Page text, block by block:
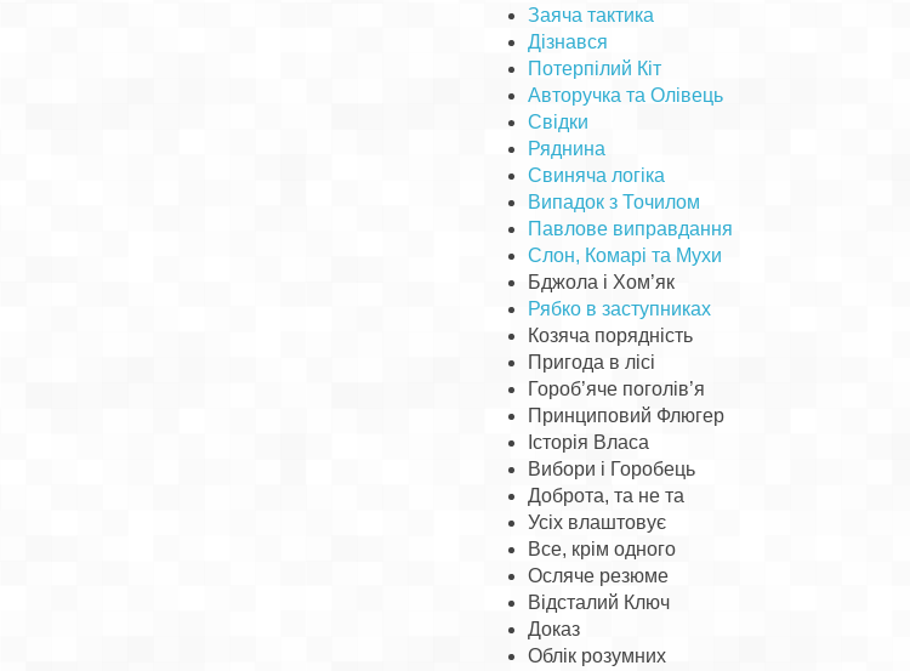
Заяча тактика
Дізнався
Потерпілий Кіт
Авторучка та Олівець
Свідки
Ряднина
Свиняча логіка
Випадок з Точилом
Павлове виправдання
Слон, Комарі та Мухи
Бджола і Хом’як
Рябко в заступниках
Козяча порядність
Пригода в лісі
Гороб’яче поголів’я
Принциповий Флюгер
Історія Власа
Вибори і Горобець
Доброта, та не та
Усіх влаштовує
Все, крім одного
Осляче резюме
Відсталий Ключ
Доказ
Облік розумних